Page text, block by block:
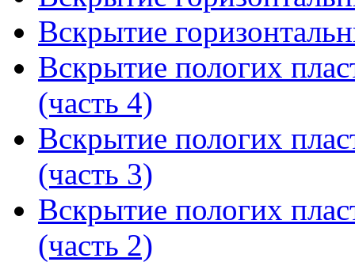
Вскрытие
Вскрытие пологих
(часть 4)
Вскрытие пологих
(часть 3)
Вскрытие пологих
(часть 2)